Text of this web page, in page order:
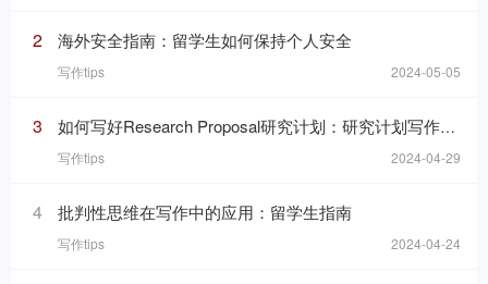
2 海外安全指南：留学生如何保持个人安全
写作tips 2024-05-05
3 如何写好Research Proposal研究计划：研究计划写作的七个要素
写作tips 2024-04-29
4 批判性思维在写作中的应用：留学生指南
写作tips 2024-04-24